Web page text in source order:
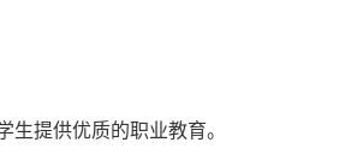
提供优质的职业教育。